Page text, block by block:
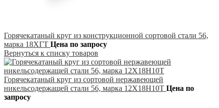
Горячекатаный круг из конструкционной сортовой стали 56,
марка 18ХГТ Цена по запросу
Вернуться к списку товаров
Горячекатаный круг из сортовой нержавеющей
никельсодержащей стали 56, марка 12Х18Н10Т Цена по
запросу